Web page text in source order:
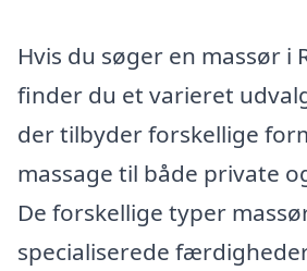
Hvis du søger en massør i
finder du et varieret
der tilbyder forskellige
massage til både private
De forskellige typer
specialiserede